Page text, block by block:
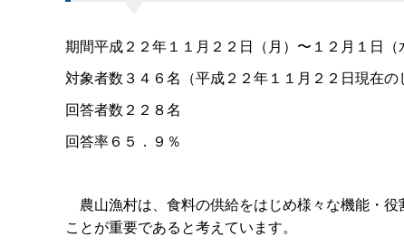
期間平成２２年１１月２２日（月）〜１２月１日（
対象者数３４６名（平成２２年１１月２２日現在の
回答者数２２８名
回答率６５．９％
農山漁村は、食料の供給をはじめ様々な機能・
ことが重要であると考えています。